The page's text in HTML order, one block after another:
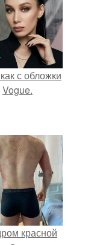
с обложки
Vogue.
красной